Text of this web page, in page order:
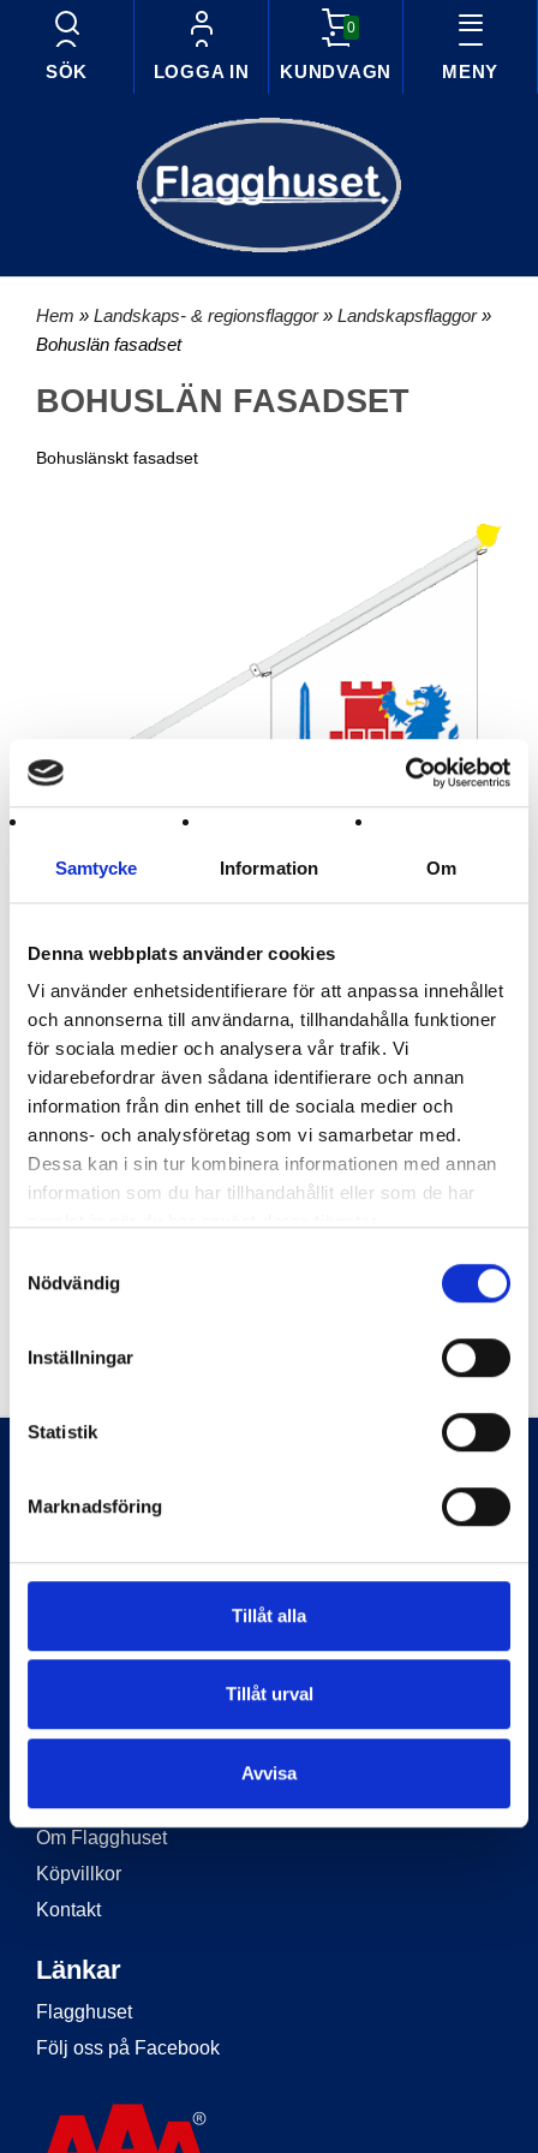
Samtycke Information Om
Denna webbplats använder cookies
Vi använder enhetsidentifierare för att anpassa innehållet
och annonserna till användarna, tillhandahålla funktioner
för sociala medier och analysera vår trafik. Vi
vidarebefordrar även sådana identifierare och annan
information från din enhet till de sociala medier och
annons- och analysföretag som vi samarbetar med.
Dessa kan i sin tur kombinera informationen med annan
information som du har tillhandahållit eller som de har
Nödvändig
Inställningar
Statistik
Marknadsföring
Tillåt alla
Tillåt urval
Avvisa
SÖK LOGGA IN
0
KUNDVAGN MENY
Hem » Landskaps- & regionsflaggor» Landskapsflaggor»
Bohuslän fasadset
BOHUSLÄN FASADSET
Bohuslänskt fasadset
299 :-
Lägg i kundvagnen
Flagghusets fasadset Bohuslän
Fasadsetet levereras komplett med vit aluminiumstång 120
cm, gul knopp i plast, Bohusläns landskapsflagga, väggfäste i
plast samt ringhållare i plast för fäste av flaggan.
Information
Om Flagghuset
Köpvillkor
Kontakt
Länkar
Flagghuset
Följ oss på Facebook